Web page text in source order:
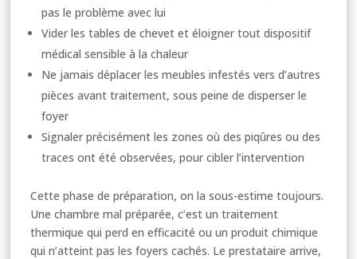
pas le problème avec lui
Vider les tables de chevet et éloigner tout dispositif
médical sensible à la chaleur
Ne jamais déplacer les meubles infestés vers d’autres
pièces avant traitement, sous peine de disperser le
foyer
Signaler précisément les zones où des piqûres ou des
traces ont été observées, pour cibler l’intervention
Cette phase de préparation, on la sous-estime toujours.
Une chambre mal préparée, c’est un traitement
thermique qui perd en efficacité ou un produit chimique
qui n’atteint pas les foyers cachés. Le prestataire arrive,